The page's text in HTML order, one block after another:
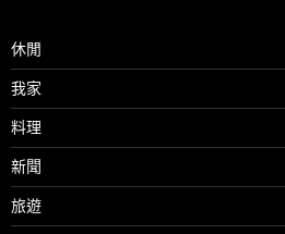
休閒
我家
料理
新聞
旅遊